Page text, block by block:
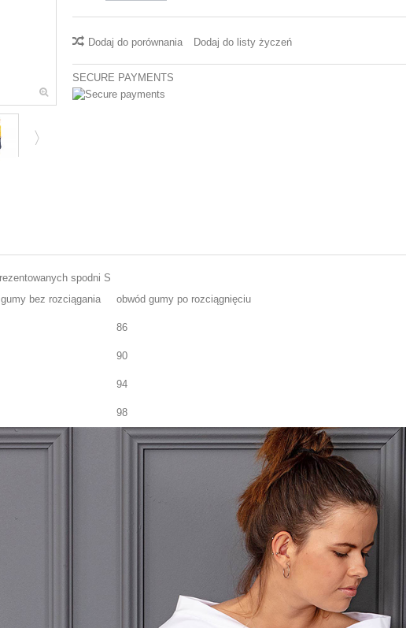
Dodaj do porównania Dodaj do listy życzeń
SECURE PAYMENTS
spodni S
bez rozciągania obwód gumy po rozciągnięciu
86
90
94
98